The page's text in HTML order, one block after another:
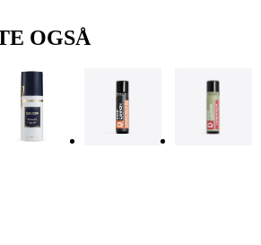
OGSÅ